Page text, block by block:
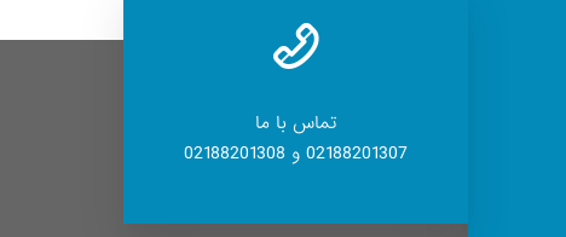
تماس با ما
02188201307 و 02188201308